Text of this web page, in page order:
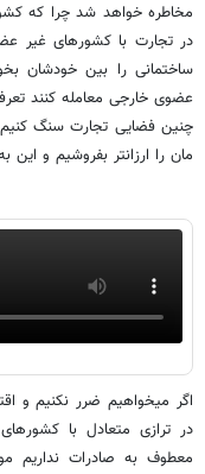
مخاطره خواهد شد چرا که
در تجارت با کشورهای غیر
ساختمانی را بین خودشان
عضوی خارجی معامله کنند
چنین فضایی تجارت سنگ
مان را ارزان‏تر بفروشیم و این
اگر می‏خواهیم ضرر نکنیم و
در ترازی متعادل با
معطوف به صادرات نداریم